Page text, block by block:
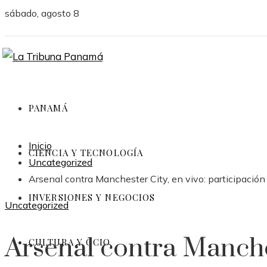
sábado, agosto 8
PANAMÁ
CIENCIA Y TECNOLOGÍA
INVERSIONES Y NEGOCIOS
CULTURA Y OCIO
Inicio
Uncategorized
Arsenal contra Manchester City, en vivo:
Uncategorized
Arsenal contra